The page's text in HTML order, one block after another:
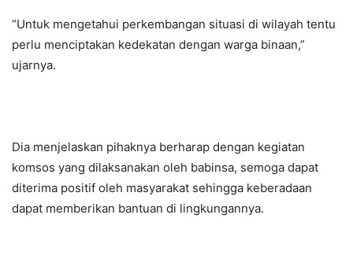
“Untuk mengetahui perkembangan situasi di wilayah tentu
perlu menciptakan kedekatan dengan warga binaan,”
ujarnya.
Dia menjelaskan pihaknya berharap dengan kegiatan
komsos yang dilaksanakan oleh babinsa, semoga dapat
diterima positif oleh masyarakat sehingga keberadaan
dapat memberikan bantuan di lingkungannya.